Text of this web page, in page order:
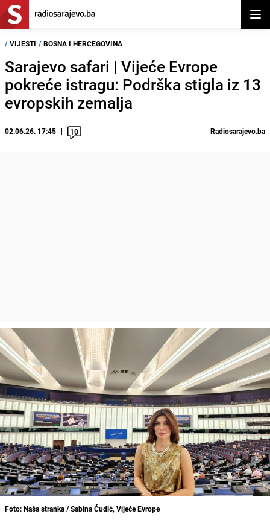
/ VIJESTI / BOSNA I HERCEGOVINA
Sarajevo safari | Vijeće Evrope
pokreće istragu: Podrška stigla iz 13
evropskih zemalja
02.06.26. 17:45 10 Radiosarajevo.ba
Foto: Naša stranka / Sabina Ćudić, Vijeće Evrope